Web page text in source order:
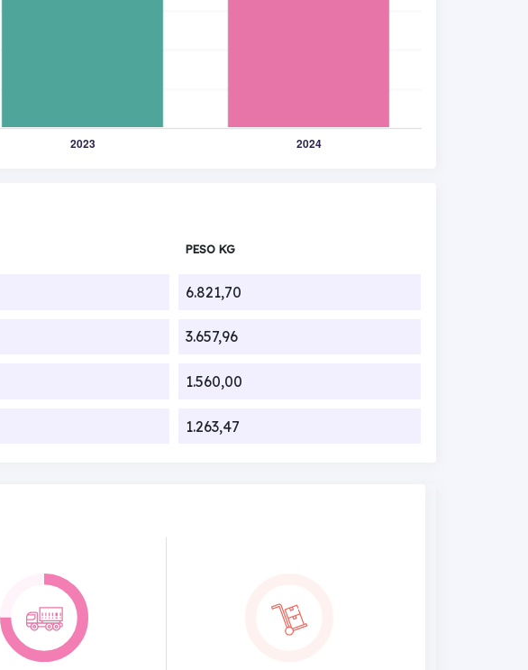
PESO KG
6.821,70
3.657,96
1.560,00
1.263,47